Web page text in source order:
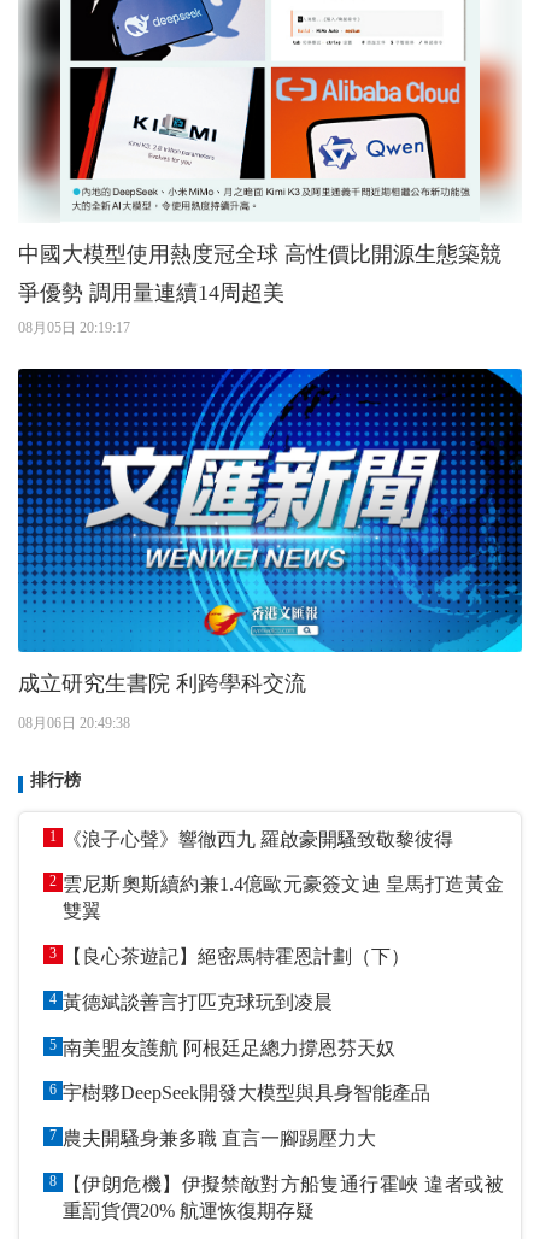
中國大模型使用熱度冠全球 高性價比開源生態築競
爭優勢 調用量連續14周超美
08月05日 20:19:17
成立研究生書院 利跨學科交流
08月06日 20:49:38
排行榜
1 《浪子心聲》響徹西九 羅啟豪開騷致敬黎彼得
2 雲尼斯奧斯續約兼1.4億歐元豪簽文迪 皇馬打造黃金
雙翼
3 【良心茶遊記】絕密馬特霍恩計劃（下）
4 黃德斌談善言打匹克球玩到凌晨
5 南美盟友護航 阿根廷足總力撐恩芬天奴
6 宇樹夥DeepSeek開發大模型與具身智能產品
7 農夫開騷身兼多職 直言一腳踢壓力大
8
【伊朗危機】伊擬禁敵對方船隻通行霍峽 違者或被
重罰貨價20% 航運恢復期存疑